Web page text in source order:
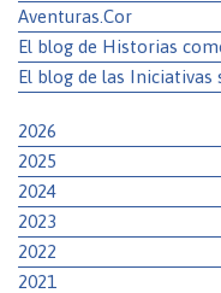
Aventuras.Cor
El blog de Historias
El blog de las Iniciativas
2026
2025
2024
2023
2022
2021